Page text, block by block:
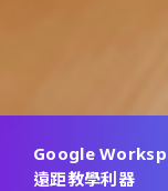
Google
遠距教學利器